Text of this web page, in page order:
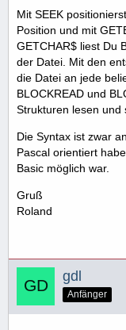
Mit SEEK
Position und mit
GETCHAR$ liest Du
der Datei. Mit den
die Datei an jede
BLOCKREAD und
Strukturen lesen und
Die Syntax ist zwar
Pascal orientiert
Basic möglich war.
Gruß
Roland
gdl
Anfänger